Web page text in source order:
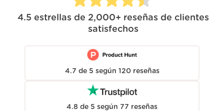
4.5 estrellas de 2,000+ reseñas de clientes
satisfechos
4.7 de 5 según 120 reseñas
4.8 de 5 según 77 reseñas